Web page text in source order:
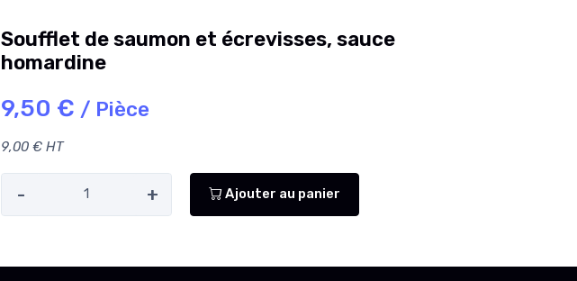
Soufflet de saumon et écrevisses, sauce
homardine
9,50 € / Pièce
9,00 € HT
- + Ajouter au panier